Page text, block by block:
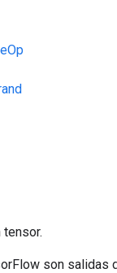
son salidas